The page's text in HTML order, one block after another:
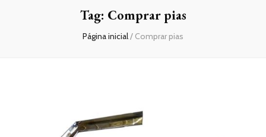
Tag: Comprar pias
Página inicial/ Comprar pias